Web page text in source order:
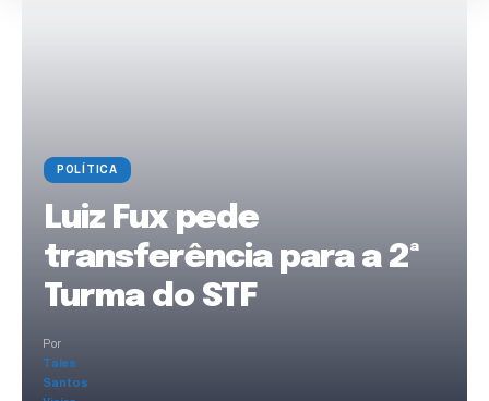
POLÍTICA
Luiz Fux pede
transferência para a 2ª
Turma do STF
Por
Tales
Santos